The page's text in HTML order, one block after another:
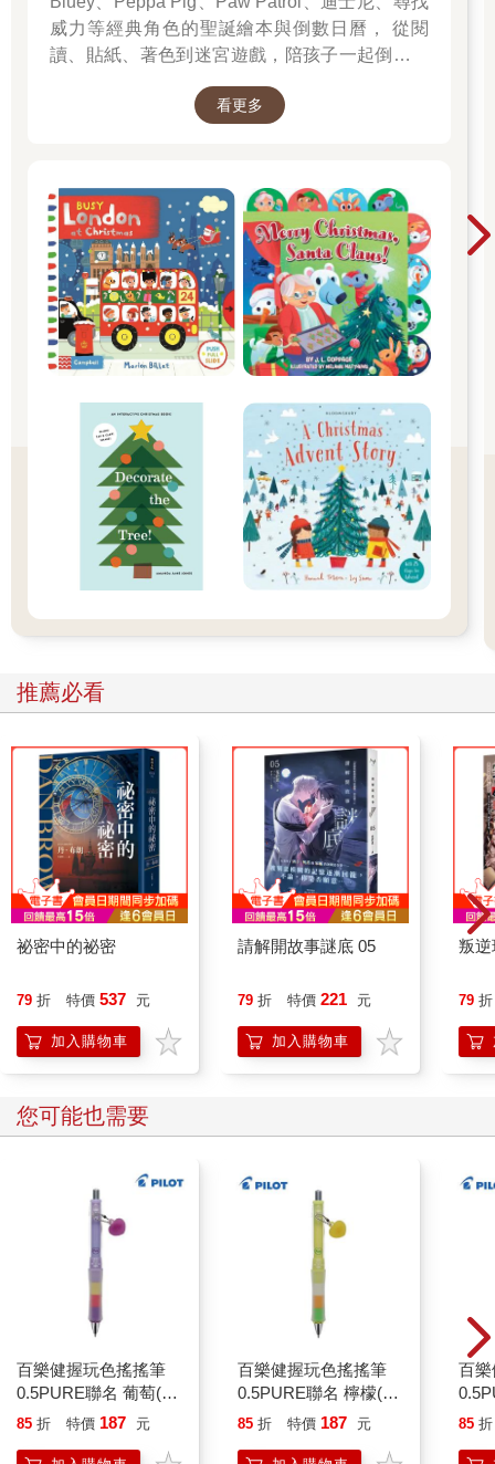
威力等經典角色的聖誕繪本與倒數日曆， 從閱
讀、貼紙、著色到迷宮遊戲，陪孩子一起倒數歡
滿的驚喜與節慶溫度， Read it, Play it, Feel the
看更多
推薦必看
祕密中的祕密
79 折 特價 537 元
加入購物車
請解開故事謎底 05
79 折 特價 221 元
加入購物車
叛逆
79 折
您可能也需要
百樂健握玩色搖搖筆
0.5PURE聯名 葡萄(限
量)
85 折 特價 187 元
百樂健握玩色搖搖筆
0.5PURE聯名 檸檬(限
量)
85 折 特價 187 元
百
萄(
85 折